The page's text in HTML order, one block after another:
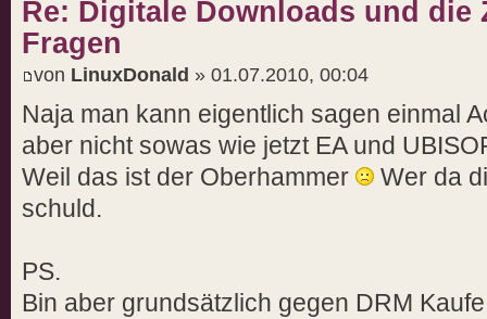
Re: Digitale Downloads und die
Fragen
von LinuxDonald » 01.07.2010, 00:04
Naja man kann eigentlich sagen einmal
aber nicht sowas wie jetzt EA und
Weil das ist der Oberhammer
Wer da
schuld.
PS.
Bin aber grundsätzlich gegen DRM